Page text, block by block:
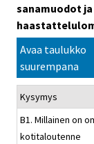
sanamuodot
Avaa taulukko
suurempana
Kysymys
B1. Millainen on
kotitaloutenne